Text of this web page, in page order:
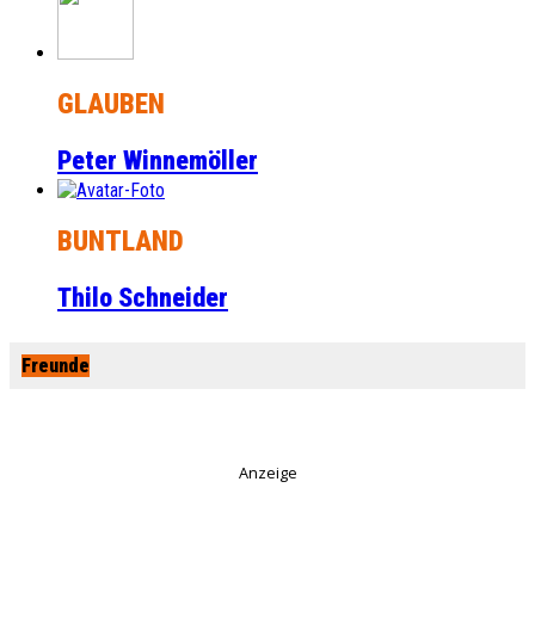
GLAUBEN
Peter Winnemöller
BUNTLAND
Thilo Schneider
Freunde
Anzeige